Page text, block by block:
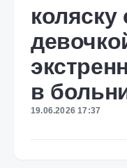
коляску
в
19.06.2026 17:37